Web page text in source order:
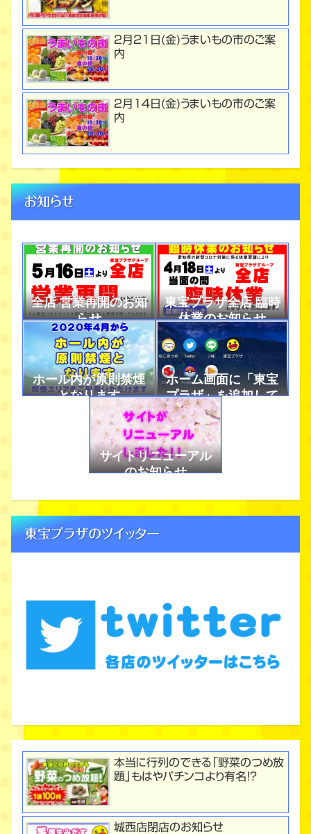
２月２１日(金)うまいもの市のご案
内
２月１４日(金)うまいもの市のご案
内
お知らせ
全店 営業再開のお知
らせ
東宝プラザ全店 臨時
休業のお知らせ
ホール内が原則禁煙
となります
ホーム画面に「東宝
プラザ」を追加して
アプリのように使お
う！
サイトリニューアル
のお知らせ
東宝プラザのツイッター
本当に行列のできる「野菜のつめ放
題」もはやパチンコより有名！？
城西店閉店のお知らせ